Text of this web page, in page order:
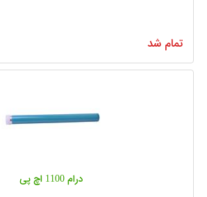
تمام شد
درام 1100 اچ پی